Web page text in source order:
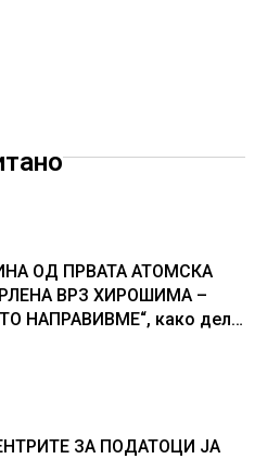
ОД ПРВАТА АТОМСКА
ВРЗ ХИРОШИМА –
НАПРАВИВМЕ“, како дел
во бомбардирањето го
овој настан што го
на историјата
ЗА ПОДАТОЦИ ЈА